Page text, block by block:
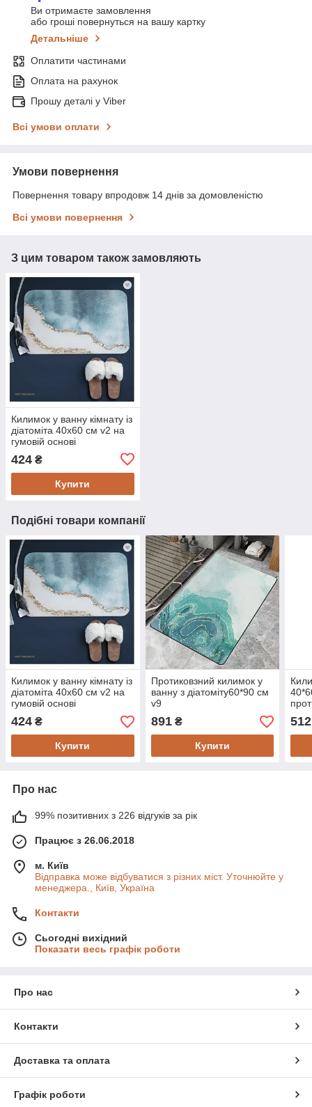
Ви отримаєте замовлення
або гроші повернуться на вашу картку
Детальніше
Оплатити частинами
Оплата на рахунок
Прошу деталі у Viber
Всі умови оплати
Умови повернення
Повернення товару впродовж 14 днів за домовленістю
Всі умови повернення
З цим товаром також замовляють
Килимок у ванну кімнату із
діатоміта 40х60 см v2 на
гумовій основі
424 ₴
Купити
Подібні товари компанії
Килимок у ванну кімнату із
діатоміта 40х60 см v2 на
гумовій основі
424 ₴
Купити
Протиковзний килимок у
ванну з діатоміту60*90 см
v9
891₴
Купити
512
Про нас
99% позитивних з 226 відгуків за рік
Працює з 26.06.2018
м. Київ
Відправка може відбуватися з різних міст. Уточнюйте у
менеджера., Київ, Україна
Контакти
Сьогодні вихідний
Показати весь графік роботи
Про нас
Контакти
Доставка та оплата
Графік роботи